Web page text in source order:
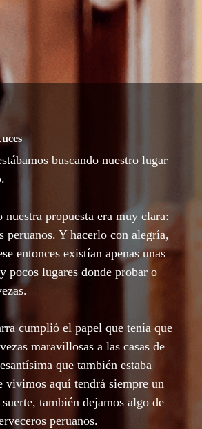
buscando nuestro lugar
nuestra propuesta era muy clara:
peruanos. Y hacerlo con alegría,
entonces existían apenas unas
pocos lugares donde probar o
cumplió el papel que tenía que
maravillosas a las casas de
que también estaba
vivimos aquí tendrá siempre un
también dejamos algo de
peruanos.